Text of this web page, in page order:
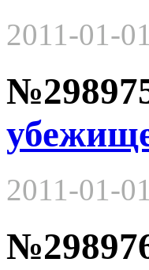
2011-01-
2011-01-